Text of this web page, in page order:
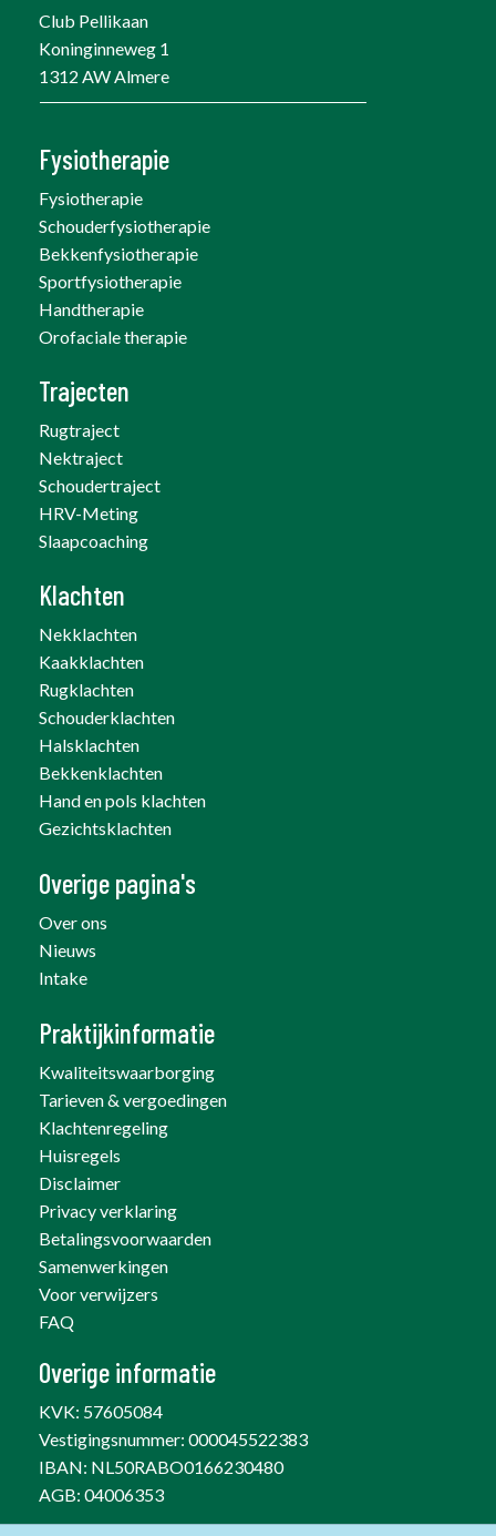
Club Pellikaan
Koninginneweg 1
1312 AW Almere
Fysiotherapie
Fysiotherapie
Schouderfysiotherapie
Bekkenfysiotherapie
Sportfysiotherapie
Handtherapie
Orofaciale therapie
Trajecten
Rugtraject
Nektraject
Schoudertraject
HRV-Meting
Slaapcoaching
Klachten
Nekklachten
Kaakklachten
Rugklachten
Schouderklachten
Halsklachten
Bekkenklachten
Hand en pols klachten
Gezichtsklachten
Overige pagina's
Over ons
Nieuws
Intake
Praktijkinformatie
Kwaliteitswaarborging
Tarieven & vergoedingen
Klachtenregeling
Huisregels
Disclaimer
Privacy verklaring
Betalingsvoorwaarden
Samenwerkingen
Voor verwijzers
FAQ
Overige informatie
KVK: 57605084
Vestigingsnummer: 000045522383
IBAN: NL50RABO0166230480
AGB: 04006353